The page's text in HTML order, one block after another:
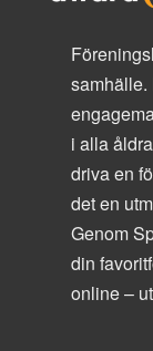
samhälle.
i alla
driva en
det en
Genom
din
online –